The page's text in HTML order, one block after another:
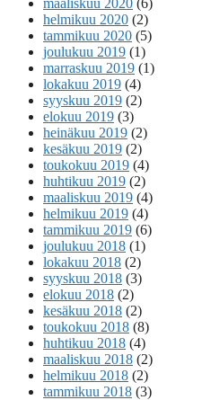
helmikuu 2020 (2)
tammikuu 2020 (5)
joulukuu 2019 (1)
marraskuu 2019 (1)
lokakuu 2019 (4)
syyskuu 2019 (2)
elokuu 2019 (3)
heinäkuu 2019 (2)
kesäkuu 2019 (2)
toukokuu 2019 (4)
huhtikuu 2019 (2)
maaliskuu 2019 (4)
helmikuu 2019 (4)
tammikuu 2019 (6)
joulukuu 2018 (1)
lokakuu 2018 (2)
syyskuu 2018 (3)
elokuu 2018 (2)
kesäkuu 2018 (2)
toukokuu 2018 (8)
huhtikuu 2018 (4)
maaliskuu 2018 (2)
helmikuu 2018 (2)
tammikuu 2018 (3)